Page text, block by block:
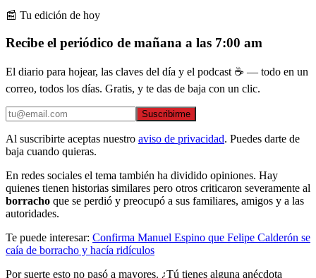
📰 Tu edición de hoy
Recibe el periódico de mañana a las 7:00 am
El diario para hojear, las claves del día y el podcast ☕ — todo en un
correo, todos los días. Gratis, y te das de baja con un clic.
Suscribirme
Al suscribirte aceptas nuestro aviso de privacidad. Puedes darte de
baja cuando quieras.
En redes sociales el tema también ha dividido opiniones. Hay
quienes tienen historias similares pero otros criticaron severamente al
borracho que se perdió y preocupó a sus familiares, amigos y a las
autoridades.
Te puede interesar: Confirma Manuel Espino que Felipe Calderón se
caía de borracho y hacía ridículos
Por suerte esto no pasó a mayores. ¿Tú tienes alguna anécdota